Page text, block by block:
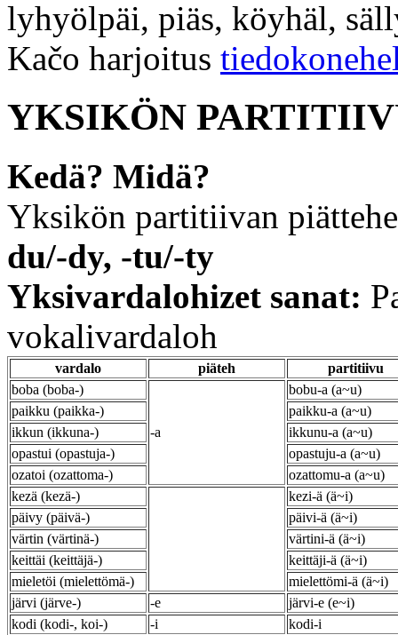
lyhyölpäi, piäs, köyhäl,
Kačo harjoitus
YKSIKÖN
Kedä? Midä?
Yksikön partitiivan
du/-dy, -tu/-ty
Yksivardalohizet sanat:
vokalivardaloh
vardalo piäteh
partitiivu
boba (boba-)
-a
bobu-a (a~u)
paikku (paikka-)
paikku-a (a~u)
ikkun (ikkuna-)
ikkunu-a (a~u)
opastui (opastuja-)
opastuju-a (a~u)
ozatoi (ozattoma-)
ozattomu-a (a~u)
kezä (kezä-)
kezi-ä (ä~i)
päivy (päivä-)
päivi-ä (ä~i)
värtin (värtinä-)
värtini-ä (ä~i)
keittäi (keittäjä-)
keittäji-ä (ä~i)
mieletöi (mielettömä-)
mielettömi-ä (ä~i)
järvi (järve-)
-e
järvi-e (e~i)
kodi (kodi-, koi-)
-i
kodi-i